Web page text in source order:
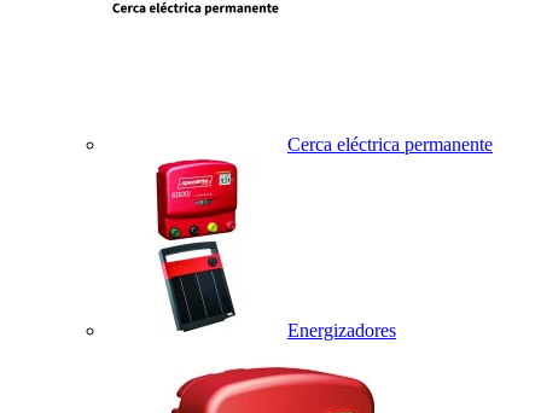
Cerca eléctrica permanente
Energizadores